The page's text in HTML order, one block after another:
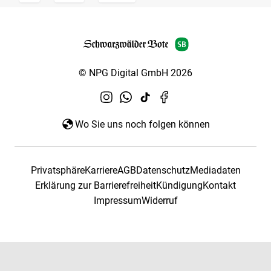
© NPG Digital GmbH 2026
Wo Sie uns noch folgen können
PrivatsphäreKarriereAGBDatenschutzMediadaten
Erklärung zur BarrierefreiheitKündigungKontakt
ImpressumWiderruf